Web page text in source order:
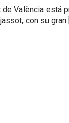
de València está
con su gran